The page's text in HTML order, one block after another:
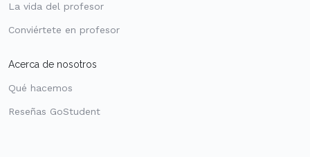
La vida del profesor
Conviértete en profesor
Acerca de nosotros
Qué hacemos
Reseñas GoStudent